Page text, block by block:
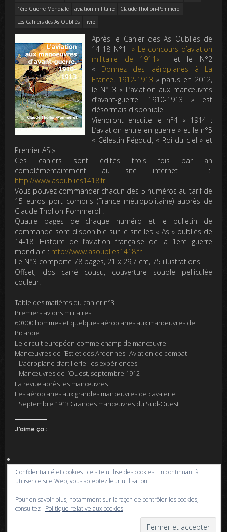
1ère Guerre Mondiale
aviation militaire
Claude Thollon-Pommerol
Les Cahiers des As Oubliés
livre
Après le Cahier des As Oubliés de
14-18 N°1
» Le concours d’aviation
militaire de 1911 «
et le N°2
« Donnez des aéroplanes à La
France. 1912-1913 » parus en 2012,
le N° 3 « L’aviation aux manœuvres
d’avant-guerre. 1910-1913 » est
désormais disponible.
Viendront ensuite le n°4 « 1914 :
L’aviation entre en guerre »et le n°5
« Célestin Pégoud, « Roi du ciel » et
Premier AS »
Ces cahiers sont édités trois fois par an
complémentairement au site internet :
http://www.asoublies1418.fr
Vous pouvez commander chacun des 5 numéros au tarif de
15 euros port compris (France métropolitaine) auprès de
Claude Thollon-Pommerol .
Quatre pages de chaque numéro et le bulletin de
commande sont disponible sur le site les « As » oubliés de
14-18. Histoire de l’aviation française de la 1ere guerre
mondiale : http://www.asoublies1418.fr
Le N°3 comporte 78 pages, 21 x 29,7 cm, 75 illustrations
Offset, dos carré cousu, couverture souple pelliculée
couleur.
Table des matières du cahier n°3 :
Premiers avions militaires
60’000 hommes et quelques aéroplanes aux manœuvres de
Picardie
Le circuit européen comme champ de manœuvre
Manœuvres de l’Est et des Ardennes Aviation de combat
L’aéroplane d’artillerie: les expériences
Manœuvres de l’Ouest, septembre 1912
La revue après les manœuvres
Les aéroplanes aux grandes manœuvres de cavalerie
Septembre 1913 Grandes manœuvres du Sud-Ouest
J’aime ça :
L’ÉVASION DE L’AVIATEUR VICTOR
MÉNARD PAR BRUNO BAVEREL
Confidentialité et cookies : ce site utilise des cookies. En continuant à
utiliser ce site Web, vous acceptez leur utilisation.
Pour en savoir plus, notamment sur la façon de contrôler les cookies,
consultez : Politique relative aux cookies